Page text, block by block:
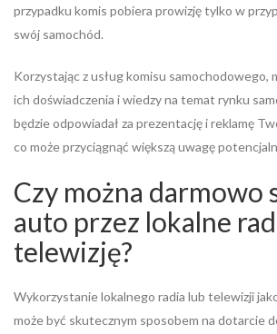
przypadku komis pobiera prowizję tylko w
swój samochód.
Korzystając z usług komisu samochodowego,
ich doświadczenia i wiedzy na temat rynku
będzie odpowiadał za prezentację i reklamę
co może przyciągnąć większą uwagę
Czy można darmowo
auto przez lokalne
telewizję?
Wykorzystanie lokalnego radia lub telewizji
może być skutecznym sposobem na dotarcie